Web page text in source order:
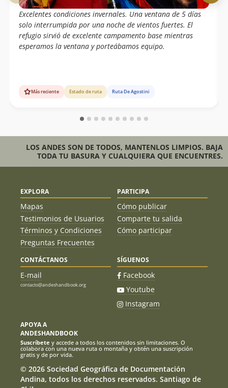
Excelentes condiciones invernales. Una ventana de 5 días
solo interrumpida por una noche de vientos fuertes. El
refugio sirvió de excelente campamento base mientras
esperamos la ventana y porteábamos equipo.
Más reciente Estado de ruta Ruta De Agostini
LOS ANDES SON DE TODOS, MANTENLOS LIMPIOS. BAJA
TODA TU BASURA Y CUALQUIERA QUE ENCUENTRES.
EXPLORA
Mapas
Testimonios de Usuarios
Términos y Condiciones
Preguntas Frecuentes
PARTICIPA
Cómo publicar
Comparte tu salida
Cómo participar
CONTÁCTANOS
E-mail
contacto@andeshandbook.org
SÍGUENOS
Facebook
Youtube
Instagram
APOYA A
ANDESHANDBOOK
Suscríbete y accede a todos los contenidos sin limitaciones. O
colabora con una nueva ruta o montaña y obtén una suscripción
gratis y de por vida.
© 2026 Sociedad Geográfica de Documentación
Andina, todos los derechos reservados. Santiago de